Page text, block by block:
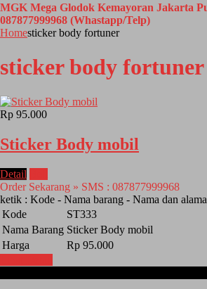
MGK Mega Glodok Kemayoran Jakarta
087877999968 (Whastapp/Telp)
Homesticker body fortuner
sticker body fortuner
Rp 95.000
Sticker Body mobil
Detail
Order Sekarang » SMS : 087877999968
ketik : Kode - Nama barang - Nama dan
Kode
ST333
Nama Barang Sticker Body mobil
Harga
Rp 95.000